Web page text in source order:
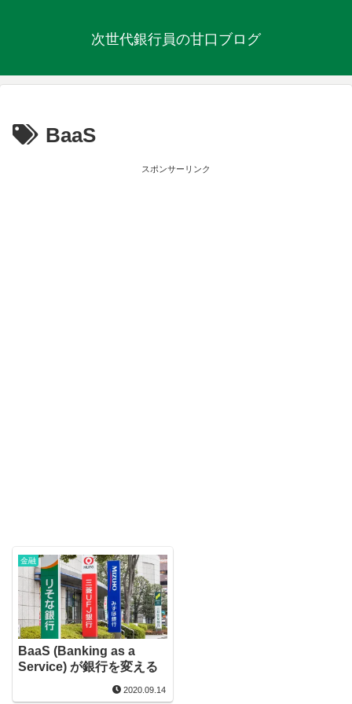
次世代銀行員の甘口ブログ
BaaS
スポンサーリンク
金融
BaaS (Banking as a
Service) が銀行を変える
2020.09.14